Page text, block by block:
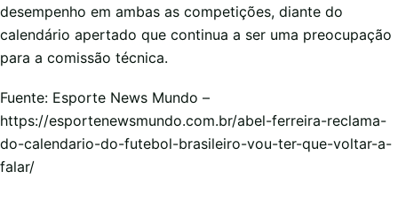
desempenho em ambas as competições, diante do
calendário apertado que continua a ser uma preocupação
para a comissão técnica.
Fuente: Esporte News Mundo –
https://esportenewsmundo.com.br/abel-ferreira-reclama-
do-calendario-do-futebol-brasileiro-vou-ter-que-voltar-a-
falar/